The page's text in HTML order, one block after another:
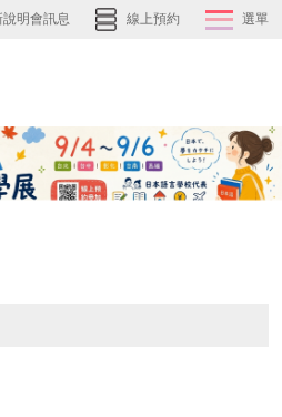
說明會訊息 線上預約 選單